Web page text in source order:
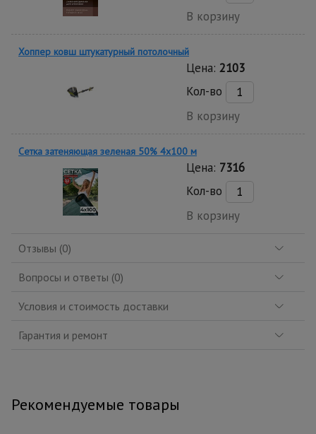
В корзину
Хоппер ковш штукатурный потолочный
Цена: 2103
Кол-во
В корзину
Сетка затеняющая зеленая 50% 4х100 м
Цена: 7316
Кол-во
В корзину
Отзывы (0)
Вопросы и ответы (0)
Условия и стоимость доставки
Гарантия и ремонт
Рекомендуемые товары